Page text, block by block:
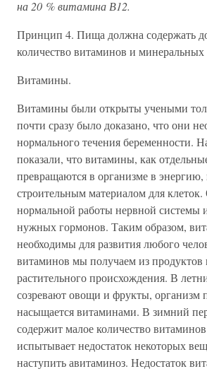
на 20 % витамина В12.
Принцип 4. Пища должна содержать
количество витаминов и минеральных
Витамины.
Витамины были открыты учеными
почти сразу было доказано, что они
нормального течения беременности.
показали, что витамины, как
превращаются в организме в энергию,
строительным материалом для
нормальной работы нервной системы
нужных гормонов. Таким образом,
необходимы для развития любого
витаминов мы получаем из продуктов
растительного происхождения. В
созревают овощи и фрукты, организм
насыщается витаминами. В зимний
содержит малое количество
испытывает недостаток некоторых
наступить авитаминоз. Недостаток